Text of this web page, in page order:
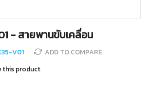
- สายพานขับเคลื่อน
V01
ADD TO COMPARE
this product